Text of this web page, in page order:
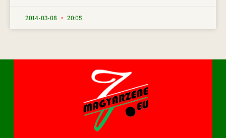
2014-03-08 20:05